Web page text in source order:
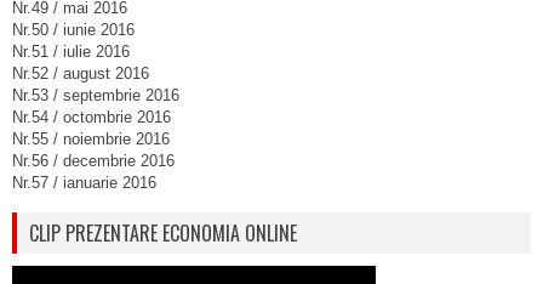
Nr.49 / mai 2016
Nr.50 / iunie 2016
Nr.51 / iulie 2016
Nr.52 / august 2016
Nr.53 / septembrie 2016
Nr.54 / octombrie 2016
Nr.55 / noiembrie 2016
Nr.56 / decembrie 2016
Nr.57 / ianuarie 2016
CLIP PREZENTARE ECONOMIA ONLINE